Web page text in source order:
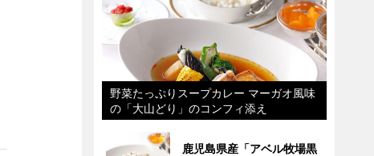
野菜たっぷりスープカレー マーガオ風味
の「大山どり」のコンフィ添え
鹿児島県産「アベル牧場黒